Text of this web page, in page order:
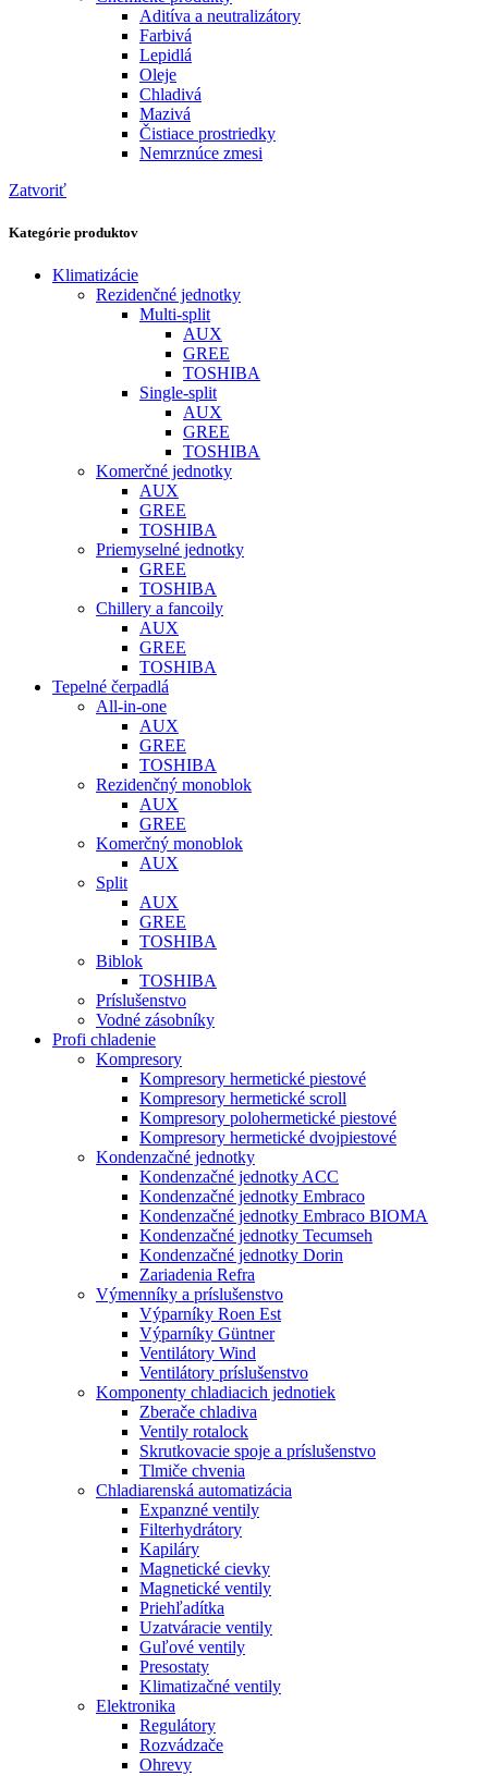
Aditíva a neutralizátory
Farbivá
Lepidlá
Oleje
Chladivá
Mazivá
Čistiace prostriedky
Nemrznúce zmesi
Zatvoriť
Kategórie produktov
Klimatizácie
Rezidenčné jednotky
Multi-split
AUX
GREE
TOSHIBA
Single-split
AUX
GREE
TOSHIBA
Komerčné jednotky
AUX
GREE
TOSHIBA
Priemyselné jednotky
GREE
TOSHIBA
Chillery a fancoily
AUX
GREE
TOSHIBA
Tepelné čerpadlá
All-in-one
AUX
GREE
TOSHIBA
Rezidenčný monoblok
AUX
GREE
Komerčný monoblok
AUX
Split
AUX
GREE
TOSHIBA
Biblok
TOSHIBA
Príslušenstvo
Vodné zásobníky
Profi chladenie
Kompresory
Kompresory hermetické piestové
Kompresory hermetické scroll
Kompresory polohermetické piestové
Kompresory hermetické dvojpiestové
Kondenzačné jednotky
Kondenzačné jednotky ACC
Kondenzačné jednotky Embraco
Kondenzačné jednotky Embraco BIOMA
Kondenzačné jednotky Tecumseh
Kondenzačné jednotky Dorin
Zariadenia Refra
Výmenníky a príslušenstvo
Výparníky Roen Est
Výparníky Güntner
Ventilátory Wind
Ventilátory príslušenstvo
Komponenty chladiacich jednotiek
Zberače chladiva
Ventily rotalock
Skrutkovacie spoje a príslušenstvo
Tlmiče chvenia
Chladiarenská automatizácia
Expanzné ventily
Filterhydrátory
Kapiláry
Magnetické cievky
Magnetické ventily
Priehľadítka
Uzatváracie ventily
Guľové ventily
Presostaty
Klimatizačné ventily
Elektronika
Regulátory
Rozvádzače
Ohrevy